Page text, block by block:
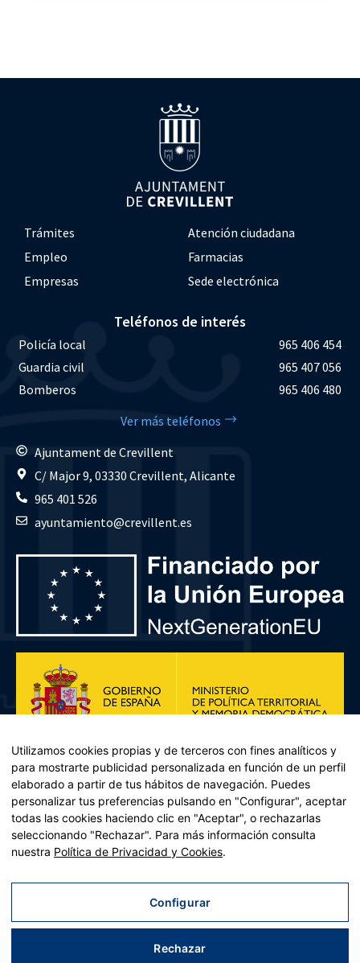
Trámites
Atención ciudadana
Empleo
Farmacias
Empresas
Sede electrónica
Teléfonos de interés
Policía local
965 406 454
Guardia civil
965 407 056
Bomberos
965 406 480
Ver más teléfonos
Ajuntament de Crevillent
C/ Major 9, 03330 Crevillent, Alicante
965 401 526
ayuntamiento@crevillent.es
Plan de Recuperación, Transformación y Resiliencia – Financiado por
Recuperación y resiliencia, establecido por el Reglamento (UE)
2021/241 del Parlamento Europeo y del Consejo, de 12 de febrero
Utilizamos cookies propias y de terceros con fines analíticos y
para mostrarte publicidad personalizada en función de un perfil
elaborado a partir de tus hábitos de navegación. Puedes
personalizar tus preferencias pulsando en "Configurar", aceptar
todas las cookies haciendo clic en "Aceptar", o rechazarlas
seleccionando "Rechazar". Para más información consulta
nuestra Política de Privacidad y Cookies.
Configurar
Rechazar